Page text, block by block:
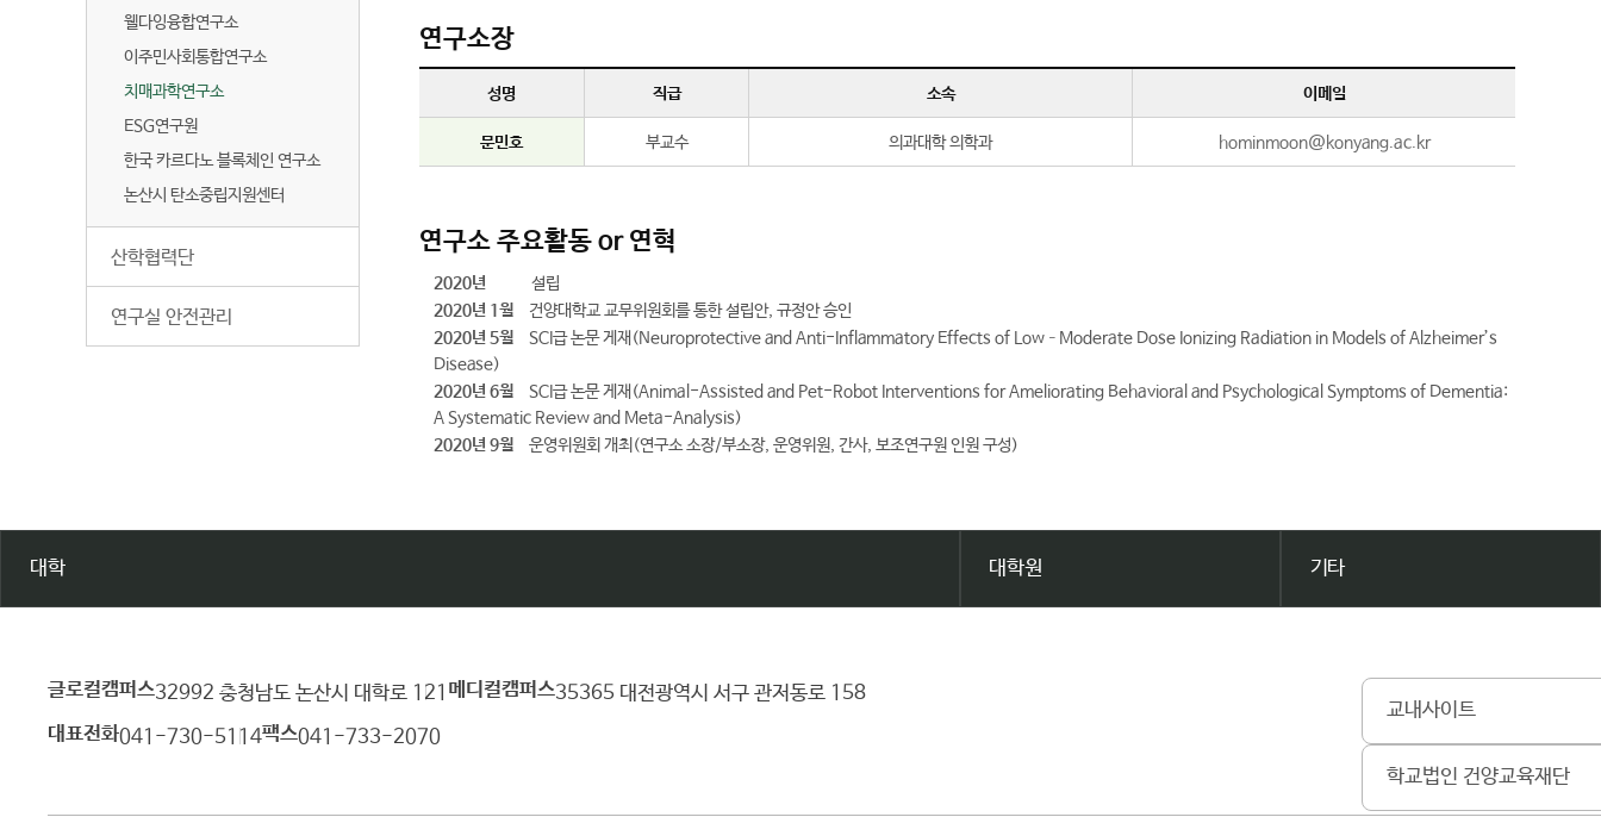
웰다잉융합연구소
이주민사회통합연구소
치매과학연구소
ESG연구원
한국 카르다노 블록체인 연구소
논산시 탄소중립지원센터
산학협력단
연구실 안전관리
연구소장
성명 직급 소속 이메일
문민호 부교수 의과대학 의학과 hominmoon@konyang.ac.kr
연구소 주요활동 or 연혁
2020년
설립
2020년 1월
건양대학교 교무위원회를 통한 설립안, 규정안 승인
2020년 5월
SCI급 논문 게재(Neuroprotective and Anti-Inflammatory Effects of Low–Moderate Dose Ionizing Radiation in Models of Alzheimer’s
Disease)
2020년 6월
SCI급 논문 게재(Animal-Assisted and Pet-Robot Interventions for Ameliorating Behavioral and Psychological Symptoms of Dementia:
A Systematic Review and Meta-Analysis)
2020년 9월
운영위원회 개최(연구소 소장/부소장, 운영위원, 간사, 보조연구원 인원 구성)
대학 대학원 기타
건
양
글로컬캠퍼스 32992 충청남도 논산시 대학로 121 메디컬캠퍼스 35365 대전광역시 서구 관저동로 158
대표전화 041-730-5114 팩스 041-733-2070
교내사이트
학교법인 건양교육재단